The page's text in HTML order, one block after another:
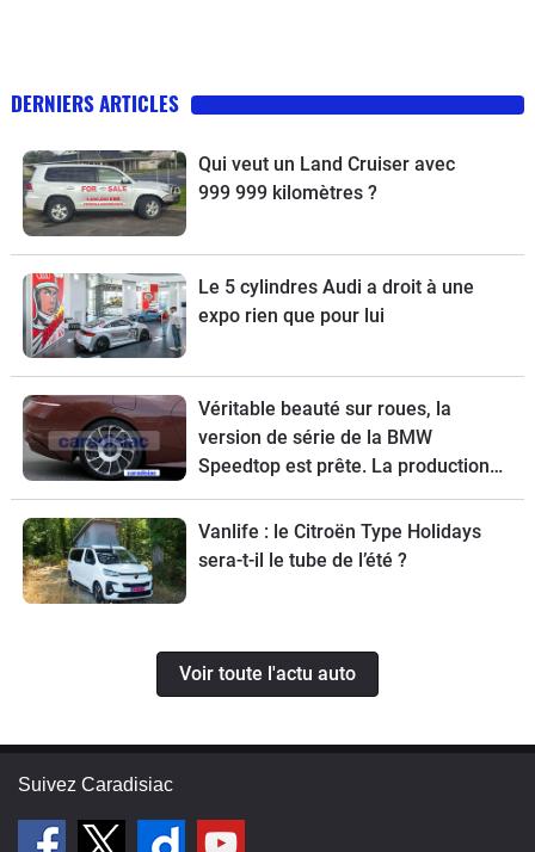
DERNIERS ARTICLES
Qui veut un Land Cruiser avec
999 999 kilomètres ?
Le 5 cylindres Audi a droit à une
expo rien que pour lui
Véritable beauté sur roues, la
version de série de la BMW
Speedtop est prête. La production
de ce break de chasse sera limitée à
70 exemplaires.
Vanlife : le Citroën Type Holidays
sera-t-il le tube de l’été ?
Voir toute l'actu auto
Suivez Caradisiac